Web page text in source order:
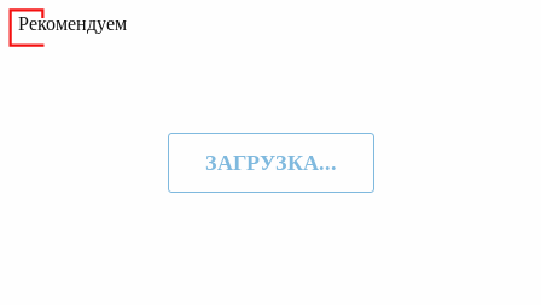
Рекомендуем
ЗАГРУЗКА...